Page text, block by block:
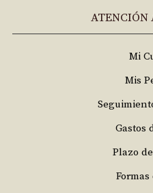
ATENCIÓN
Mi
Mis
Gastos
Plazo
Formas